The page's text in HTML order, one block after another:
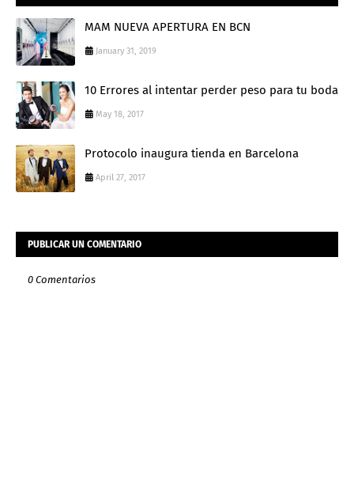
MAM NUEVA APERTURA EN BCN
January 31, 2019
10 Errores al intentar perder peso para tu boda
May 18, 2017
Protocolo inaugura tienda en Barcelona
April 27, 2017
PUBLICAR UN COMENTARIO
0 Comentarios